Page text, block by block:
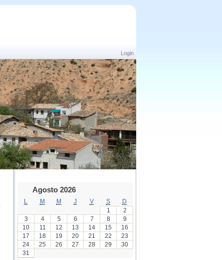
Login
Agosto 2026
M M J V S
D
1
2
3
4 5 6 7 8
9
10
11 12 13 14 15
16
17
18 19 20 21 22
23
24
25 26 27 28 29
30
31